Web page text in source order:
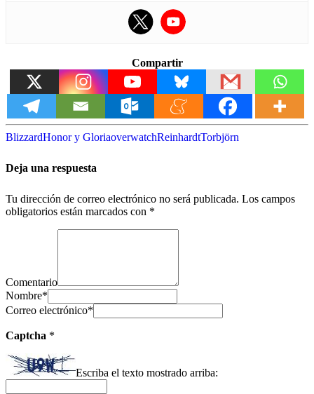
Compartir
BlizzardHonor y GloriaoverwatchReinhardtTorbjörn
Deja una respuesta
Tu dirección de correo electrónico no será publicada. Los campos
obligatorios están marcados con *
Comentario
Nombre*
Correo electrónico*
Captcha *
Escriba el texto mostrado arriba: